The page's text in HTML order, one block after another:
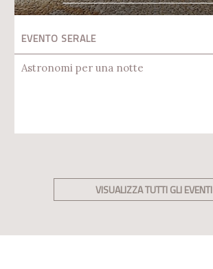
EVENTO SERALE
Astronomi per una notte
VISUALIZZA TUTTI GLI EVENTI